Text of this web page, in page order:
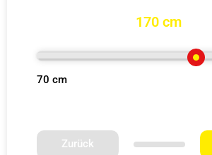
170 cm
70 cm
Zurück